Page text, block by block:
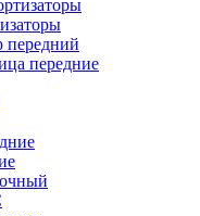
передний
передние